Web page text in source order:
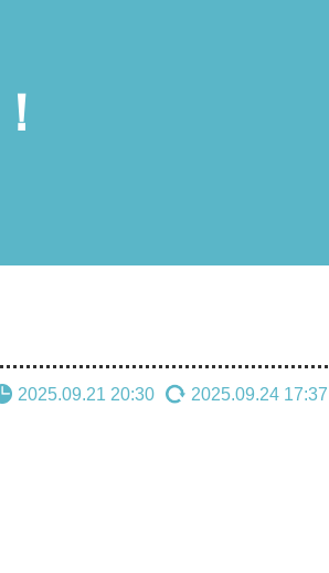
2025.09.21 20:30 2025.09.24 17:37